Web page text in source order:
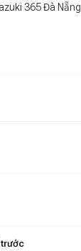
365 Đà Nẵng
trước